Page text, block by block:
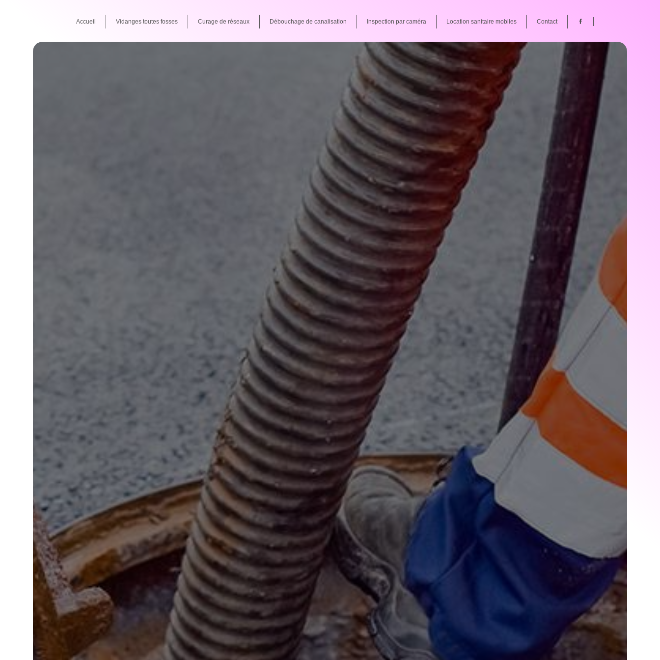
Accueil Vidanges toutes fosses Curage de réseaux Débouchage de canalisation Inspection par caméra Location sanitaire mobiles Contact